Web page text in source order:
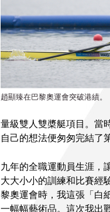
趙顯臻在巴黎奧運會突破港績。
量級雙人雙槳艇項目。當
自己的想法便匆匆完結了
九年的全職運動員生涯，
大大小小的訓練和比賽經
黎奧運會時，我這張「白
一幅幅藝術品。這次我出